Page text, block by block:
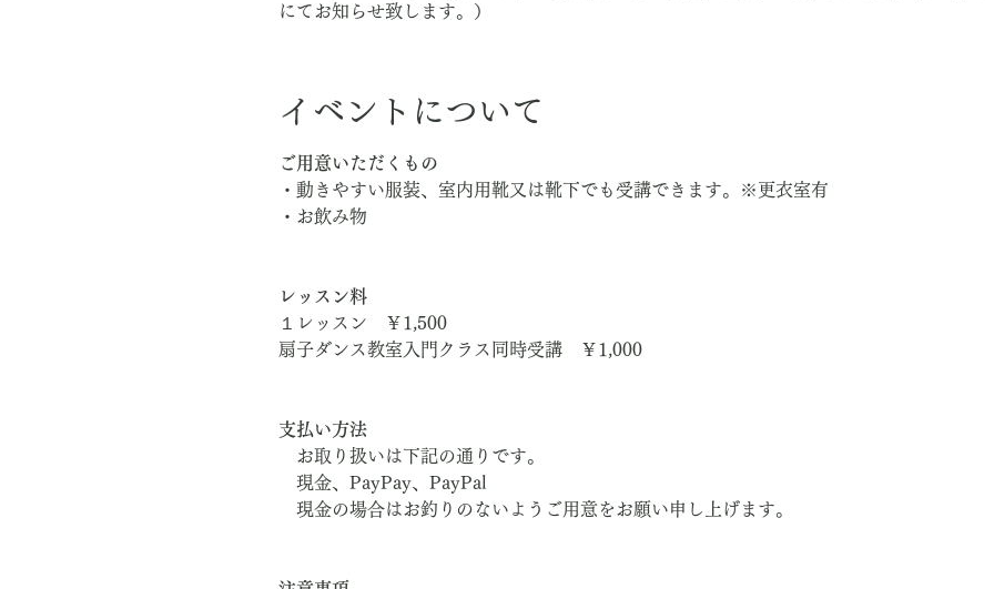
にてお知らせ致します。）
イベントについて
ご用意いただくもの
・動きやすい服装、室内用靴又は靴下でも受講できます。※更衣室有
・お飲み物
レッスン料
１レッスン　￥1,500
扇子ダンス教室入門クラス同時受講　￥1,000
支払い方法
お取り扱いは下記の通りです。
現金、PayPay、PayPal
現金の場合はお釣りのないようご用意をお願い申し上げます。